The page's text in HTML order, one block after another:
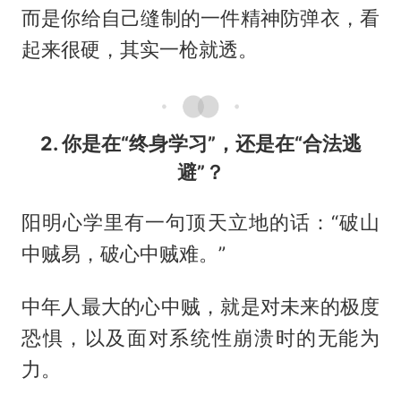
而是你给自己缝制的一件精神防弹衣，看
起来很硬，其实一枪就透。
2. 你是在“终身学习”，还是在“合法逃
避”？
阳明心学里有一句顶天立地的话：“破山
中贼易，破心中贼难。”
中年人最大的心中贼，就是对未来的极度
恐惧，以及面对系统性崩溃时的无能为
力。